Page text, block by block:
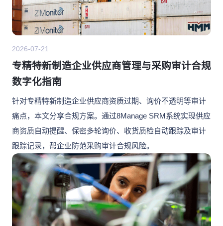
2026-07-21
专精特新制造企业供应商管理与采购审计合规
数字化指南
针对专精特新制造企业供应商资质过期、询价不透明等审计
痛点，本文分享合规方案。通过8Manage SRM系统实现供应
商资质自动提醒、保密多轮询价、收货质检自动跟踪及审计
跟踪记录，帮企业防范采购审计合规风险。